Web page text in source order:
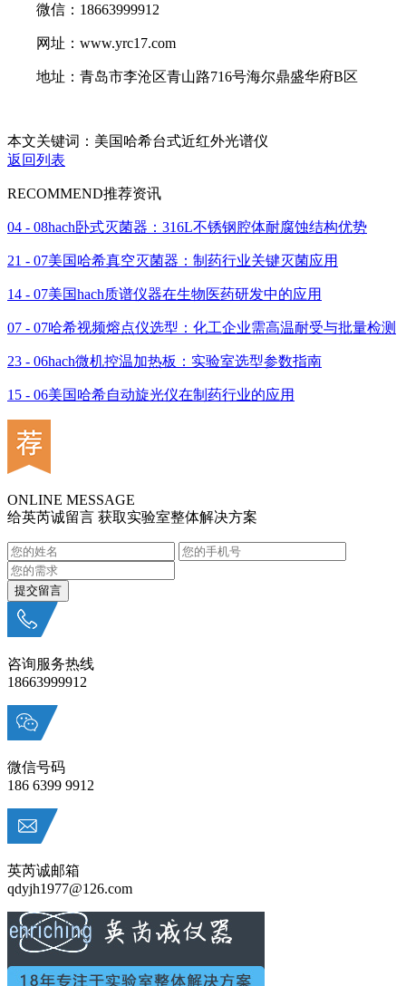
微信：18663999912
网址：www.yrc17.com
地址：青岛市李沧区青山路716号海尔鼎盛华府B区
本文关键词：美国哈希台式近红外光谱仪
返回列表
RECOMMEND推荐资讯
04 - 08hach卧式灭菌器：316L不锈钢腔体耐腐蚀结构优势
21 - 07美国哈希真空灭菌器：制药行业关键灭菌应用
14 - 07美国hach质谱仪器在生物医药研发中的应用
07 - 07哈希视频熔点仪选型：化工企业需高温耐受与批量检测
23 - 06hach微机控温加热板：实验室选型参数指南
15 - 06美国哈希自动旋光仪在制药行业的应用
ONLINE MESSAGE
给英芮诚留言 获取实验室整体解决方案
咨询服务热线
18663999912
微信号码
186 6399 9912
英芮诚邮箱
qdyjh1977@126.com